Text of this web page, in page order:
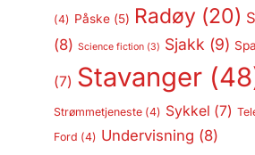
(4) Påske(5) Radøy(20)
(8) Science fiction(3) Sjakk (9)
(7) Stavanger
Strømmetjeneste(4) Sykkel (7)
Ford (4) Undervisning (8)